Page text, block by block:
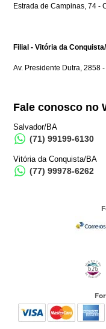
Estrada de Campinas, 74 -
Filial - Vitória da
Av. Presidente Dutra, 2858
Fale conosco no
Salvador/BA
(71) 99199-6130
Vitória da Conquista/BA
(77) 99978-6262